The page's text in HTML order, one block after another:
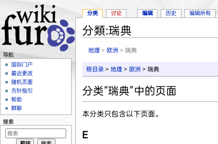
分類:瑞典
地理 > 欧洲 > 瑞典
根目录 >地理 > 歐洲 > 瑞典
分类“瑞典”中的页面
本分类只包含以下页面。
E
分类 讨论 编辑 历史 编辑所有
导航
国际门户
最近更改
随机页面
方针指引
帮助
群聊
搜索